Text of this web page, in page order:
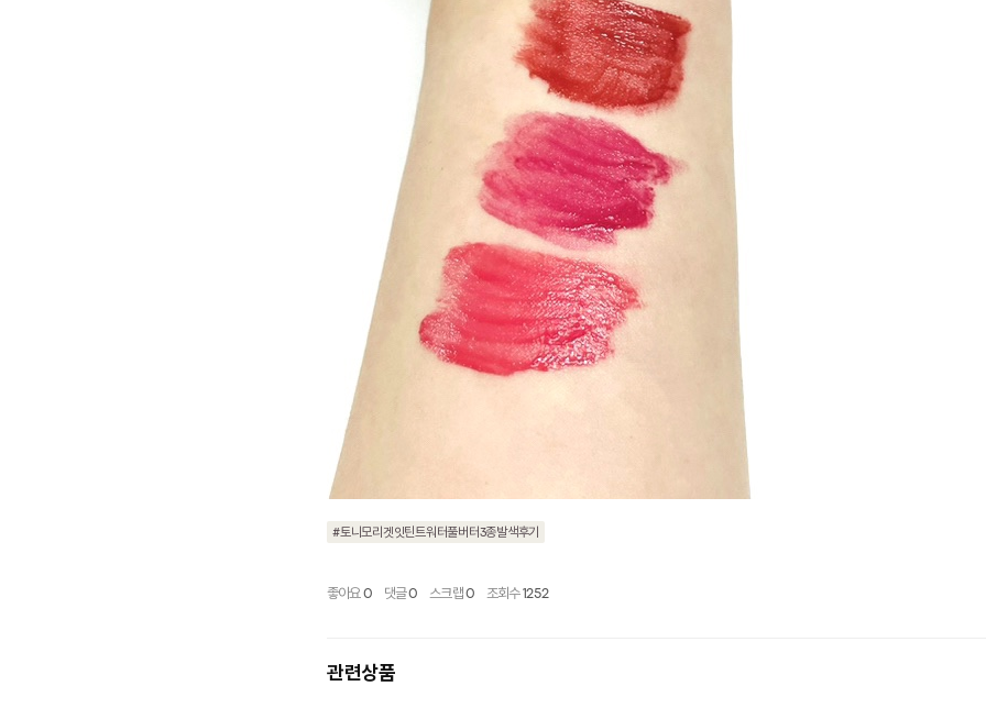
#토니모리겟잇틴트워터풀버터3종발색후기
좋아요 0 댓글0 스크랩0 조회수1252
관련상품